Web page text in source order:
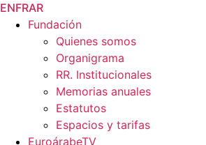
ENFRAR
Fundación
Quienes somos
Organigrama
RR. Institucionales
Memorias anuales
Estatutos
Espacios y tarifas
EuroárabeTV